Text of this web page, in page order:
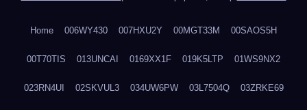
Home 006WY430 007HXU2Y 00MGT33M 00SAOS5H
00T70TIS 013UNCAI 0169XX1F 019K5LTP 01WS9NX2
023RN4UI 02SKVUL3 034UW6PW 03L7504Q 03ZRKE69